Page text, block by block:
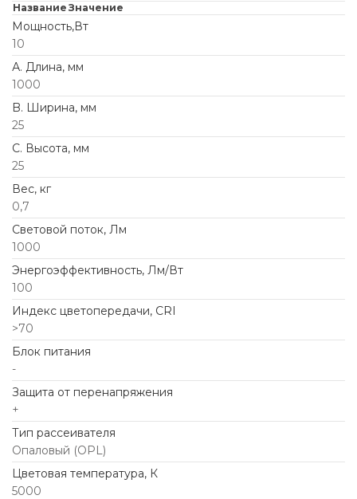
Название Значение
Мощность,Вт
10
А. Длина, мм
1000
B. Ширина, мм
25
C. Высота, мм
25
Вес, кг
0,7
Световой поток, Лм
1000
Энергоэффективность, Лм/Вт
100
Индекс цветопередачи, CRI
>70
Блок питания
-
Защита от перенапряжения
+
Тип рассеивателя
Опаловый (OPL)
Цветовая температура, К
5000